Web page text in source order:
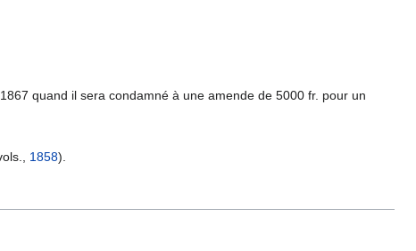
quand il sera condamné à une amende de 5000 fr. pour un
1858).